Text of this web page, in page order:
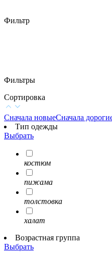
Фильтр
Фильтры
Сортировка
Сначала новыеСначала
Тип одежды
Выбрать
костюм
пижама
толстовка
халат
Возрастная группа
Выбрать